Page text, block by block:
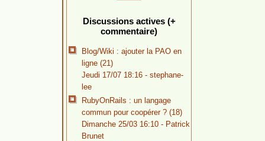
Discussions actives (+
commentaire)
Blog/Wiki : ajouter la PAO en
ligne (21)
Jeudi 17/07 18:16 - stephane-
lee
RubyOnRails : un langage
commun pour coopérer ? (18)
Dimanche 25/03 16:10 - Patrick
Brunet